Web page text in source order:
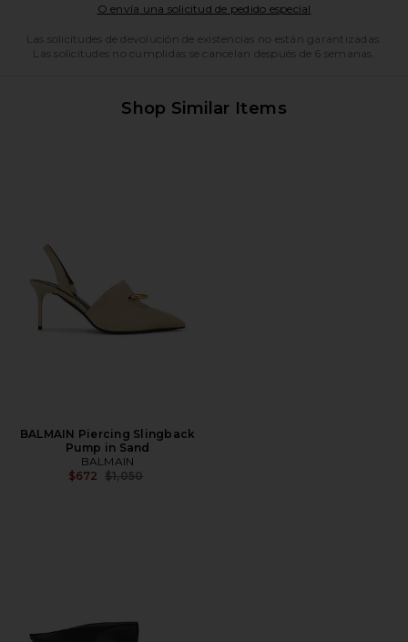
O envía una solicitud de pedido especial
Las solicitudes de devolución de existencias no están garantizadas.
Las solicitudes no cumplidas se cancelan después de 6 semanas.
Shop Similar Items
BALMAIN Piercing Slingback
Pump in Sand
BALMAIN
$672 Precio anterior:
$1,050